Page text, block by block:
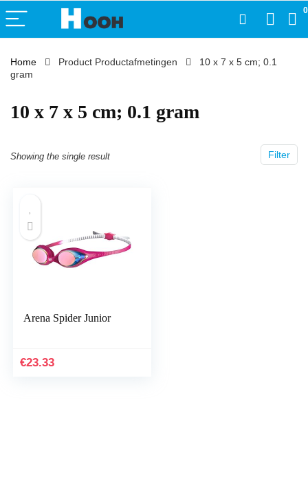
0
Home Product Productafmetingen
‎10 x 7 x 5 cm; 0.1
gram
‎10 x 7 x 5 cm; 0.1 gram
Filter
Showing the single result
Arena Spider Junior
€23.33